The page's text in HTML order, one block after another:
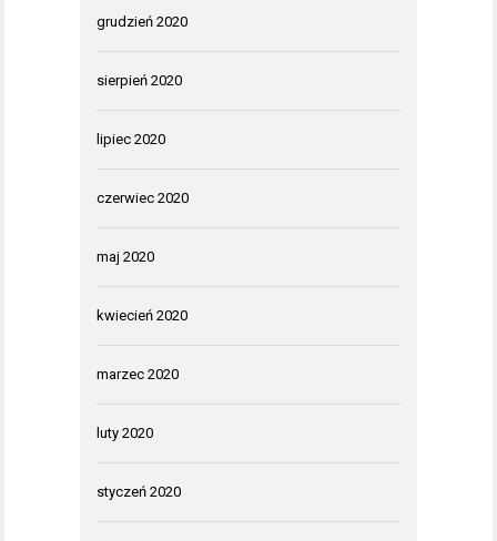
grudzień 2020
sierpień 2020
lipiec 2020
czerwiec 2020
maj 2020
kwiecień 2020
marzec 2020
luty 2020
styczeń 2020